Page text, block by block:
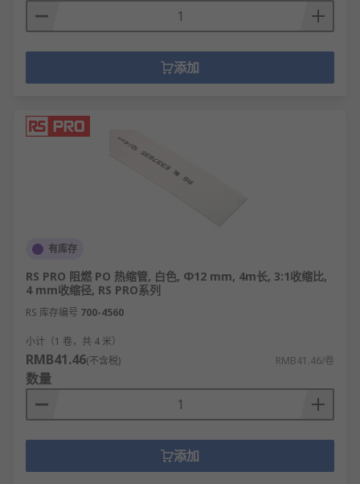
添加
有库存
RS PRO 阻燃 PO 热缩管, 白色, Φ12 mm, 4m长, 3:1收缩比,
4 mm收缩径, RS PRO系列
RS 库存编号 700-4560
小计（1 卷，共 4 米）
RMB41.46(不含税) RMB41.46/卷
数量
添加